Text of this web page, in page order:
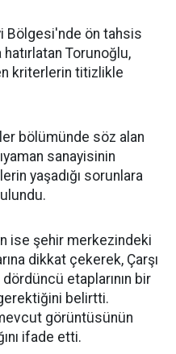
Bölgesi'nde ön tahsis
hatırlatan Torunoğlu,
kriterlerin titizlikle
bölümünde söz alan
sanayisinin
yaşadığı sorunlara
ise şehir merkezindeki
dikkat çekerek, Çarşı
etaplarının bir
belirtti.
görüntüsünün
ifade etti.